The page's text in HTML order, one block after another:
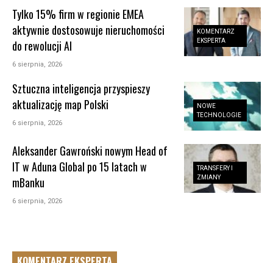
KOMENTARZ
EKSPERTA
Tylko 15% firm w regionie EMEA
aktywnie dostosowuje nieruchomości
do rewolucji AI
6 sierpnia, 2026
NOWE
TECHNOLOGIE
Sztuczna inteligencja przyspieszy
aktualizację map Polski
6 sierpnia, 2026
TRANSFERY I
ZMIANY
Aleksander Gawroński nowym Head of
IT w Aduna Global po 15 latach w
mBanku
6 sierpnia, 2026